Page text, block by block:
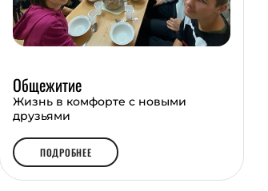
Общежитие
Жизнь в комфорте с новыми
друзьями
ПОДРОБНЕЕ